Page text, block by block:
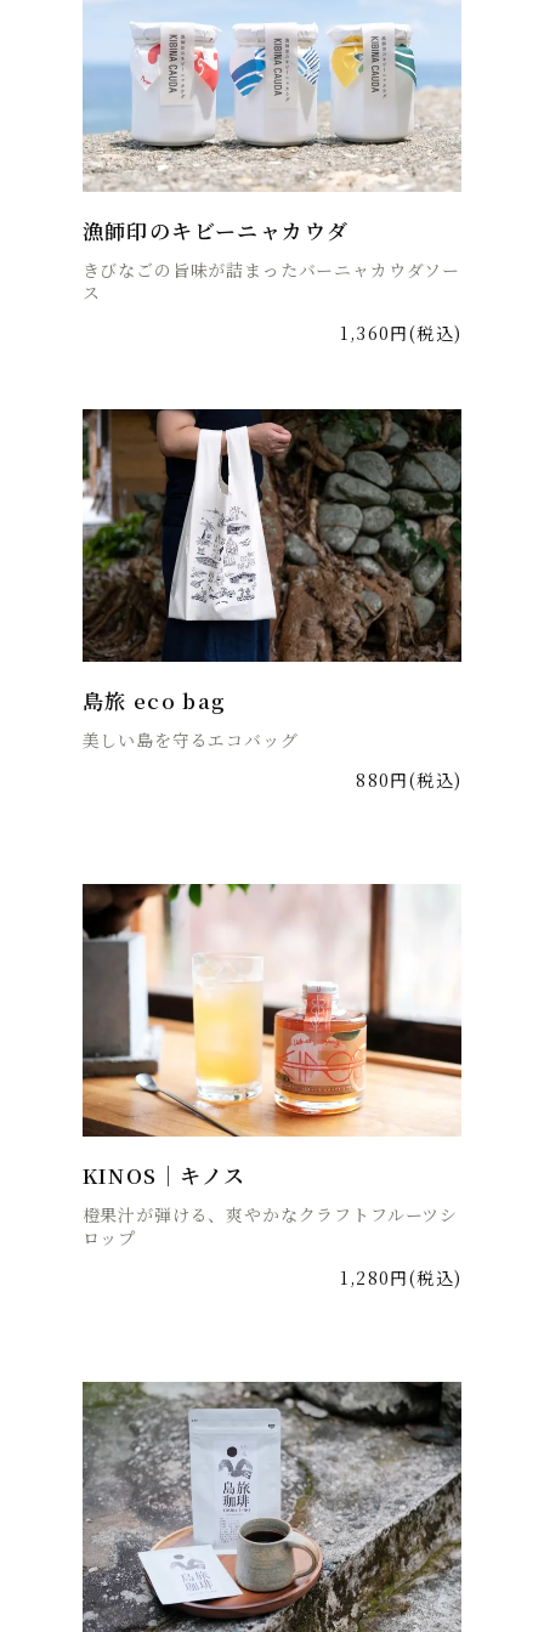
漁師印のキビーニャカウダ
きびなごの旨味が詰まったバーニャカウダソー
ス
1,360円(税込)
島旅 eco bag
美しい島を守るエコバッグ
880円(税込)
KINOS｜キノス
橙果汁が弾ける、爽やかなクラフトフルーツシ
ロップ
1,280円(税込)